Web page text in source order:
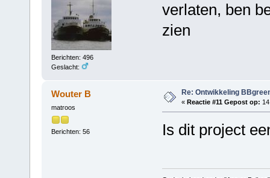
Berichten: 496
Geslacht:
verlaten, ben
zien
Wouter B
matroos
Berichten: 56
Re: Ontwikkeling
« Reactie #11 Gepost op:
Is dit project